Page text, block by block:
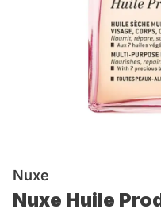
Nuxe
Nuxe Huile